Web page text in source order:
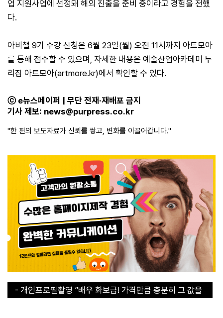
업 지원사업에 선정돼 해외 진출을 준비 중이라고 경험을 전했
다.
아비챌 9기 수강 신청은 6월 23일(월) 오전 11시까지 아트모아
를 통해 접수할 수 있으며, 자세한 내용은 예술산업아카데미 누
리집 아트모아(artmore.kr)에서 확인할 수 있다.
ⓒ e뉴스페이퍼 | 무단 전재·재배포 금지
기사 제보: news@purpress.co.kr
"한 편의 보도자료가 신뢰를 쌓고, 변화를 이끌어갑니다."
- 개인프로필촬영 ”배우 화보급! 가격만큼 충분히 그 값을
합니다“
- 개인프로필촬영 ”배우 화보급! 가격만큼 충분히 그 값을
합니다“